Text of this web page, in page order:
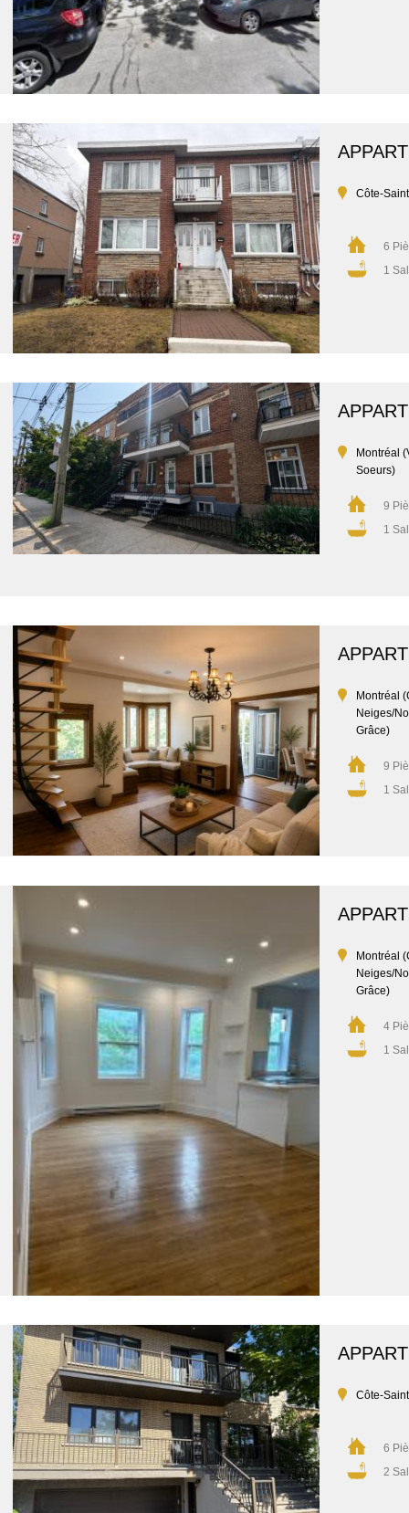
Côte-
6
1
Montréal
Soeurs)
9
1
Montréal
Neiges/
Grâce)
9
1
Montréal
Neiges/
Grâce)
4
1
Côte-
6
2